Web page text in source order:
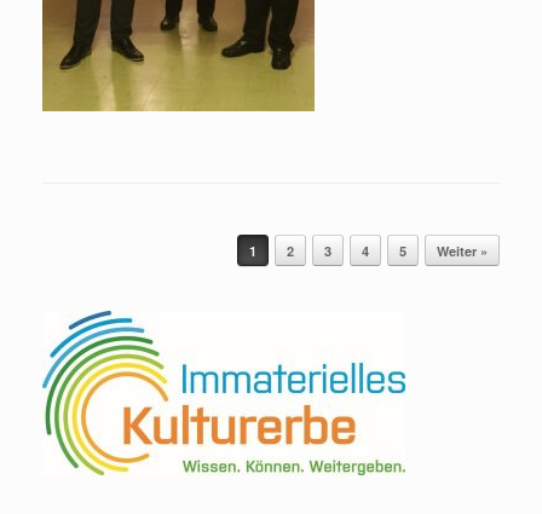
1 2 3 4 5 Weiter »